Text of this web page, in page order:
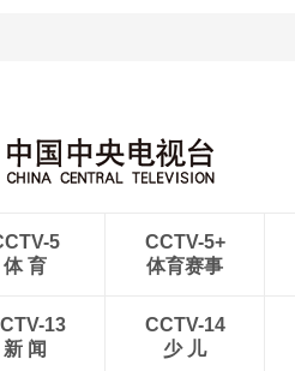
5
体 育
CCTV-5+
体育赛事
13
新 闻
CCTV-14
少 儿